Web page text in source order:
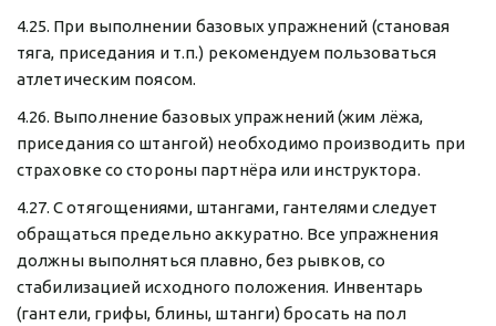
4.25. При выполнении базовых упражнений (становая
тяга, приседания и т.п.) рекомендуем пользоваться
атлетическим поясом.
4.26. Выполнение базовых упражнений (жим лёжа,
приседания со штангой) необходимо производить при
страховке со стороны партнёра или инструктора.
4.27. С отягощениями, штангами, гантелями следует
обращаться предельно аккуратно. Все упражнения
должны выполняться плавно, без рывков, со
стабилизацией исходного положения. Инвентарь
(гантели, грифы, блины, штанги) бросать на пол